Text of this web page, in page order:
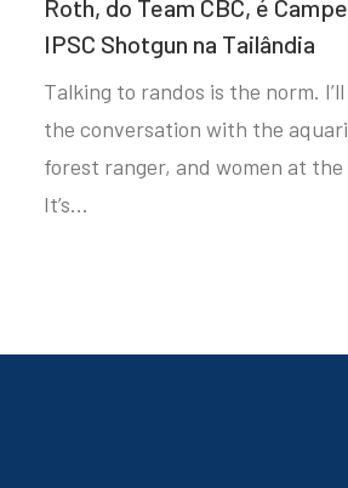
Roth, do Team CBC, é
IPSC Shotgun na Tailândia
Talking to randos is the norm.
the conversation with the
forest ranger, and women at
It’s…